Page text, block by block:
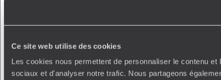
Ce site web utilise des cookies
Les cookies nous permettent de personnaliser le contenu
sociaux et d'analyser notre trafic. Nous partageons
Modifier son voyage en cours
Assistance24/24